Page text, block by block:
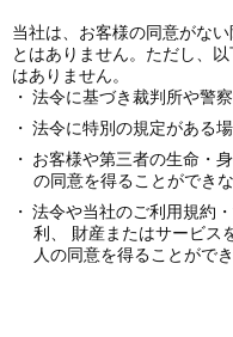
当社は、お客様の同意がな
とはありません。ただし、
はありません。
法令に基づき裁判所や警
法令に特別の規定がある場
お客様や第三者の生命・
の同意を得ることができな
法令や当社のご利用規約
利、 財産またはサービス
人の同意を得ることがで